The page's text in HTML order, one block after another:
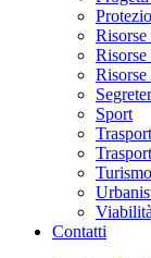
Risorse
Risorse
Sport
Turismo
Contatti